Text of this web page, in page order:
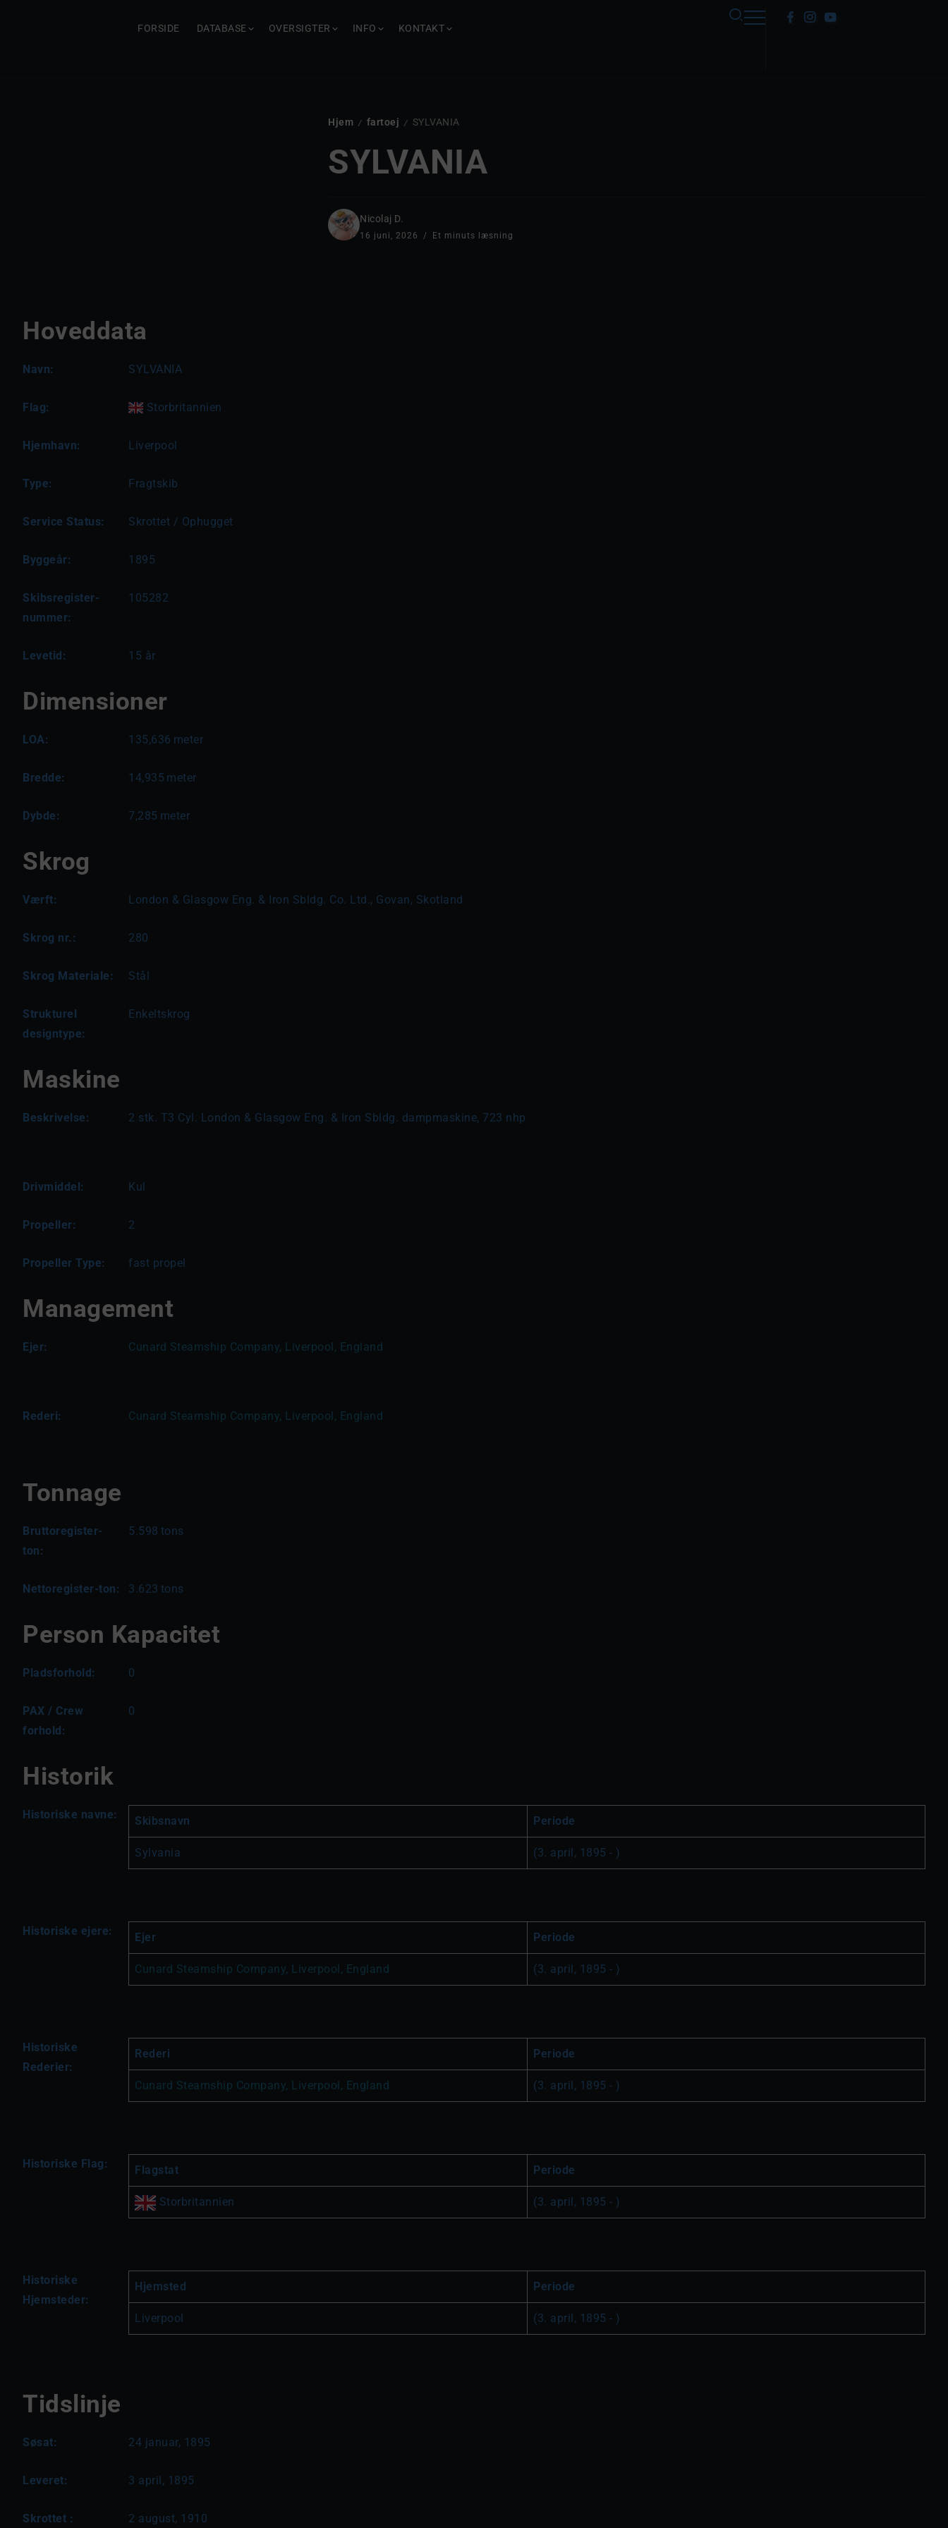
FORSIDE DATABASE OVERSIGTER INFO KONTAKT
Hjem / fartoej / SYLVANIA
SYLVANIA
Nicolaj D.
16 juni, 2026 Et minuts læsning
Hoveddata
Navn: SYLVANIA
Flag: Storbritannien
Hjemhavn: Liverpool
Type: Fragtskib
Service Status: Skrottet / Ophugget
Byggeår: 1895
Skibsregister-
nummer:
105282
Levetid: 15 år
Dimensioner
LOA: 135,636 meter
Bredde: 14,935 meter
Dybde: 7,285 meter
Skrog
Værft: London & Glasgow Eng. & Iron Sbldg. Co. Ltd., Govan, Skotland
Skrog nr.: 280
Skrog Materiale: Stål
Strukturel
designtype:
Enkeltskrog
Maskine
Beskrivelse: 2 stk. T3 Cyl. London & Glasgow Eng. & Iron Sbldg. dampmaskine, 723 nhp
Drivmiddel: Kul
Propeller: 2
Propeller Type: fast propel
Management
Ejer: Cunard Steamship Company, Liverpool, England
Rederi: Cunard Steamship Company, Liverpool, England
Tonnage
Bruttoregister-
ton:
5.598 tons
Nettoregister-ton: 3.623 tons
Person Kapacitet
Pladsforhold: 0
PAX / Crew
forhold:
0
Historik
Historiske navne: Skibsnavn Periode
Sylvania (3. april, 1895 - )
Historiske ejere: Ejer Periode
Cunard Steamship Company, Liverpool, England (3. april, 1895 - )
Historiske
Rederier:
Rederi Periode
Cunard Steamship Company, Liverpool, England (3. april, 1895 - )
Historiske Flag: Flagstat Periode
Storbritannien (3. april, 1895 - )
Historiske
Hjemsteder:
Hjemsted Periode
Liverpool (3. april, 1895 - )
Tidslinje
Søsat: 24 januar, 1895
Leveret: 3 april, 1895
Skrottet : 2 august, 1910